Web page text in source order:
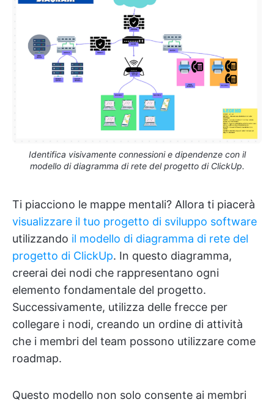
Identifica visivamente connessioni e dipendenze con il
modello di diagramma di rete del progetto di ClickUp.
Ti piacciono le mappe mentali? Allora ti piacerà
visualizzare il tuo progetto di sviluppo software
utilizzando il modello di diagramma di rete del
progetto di ClickUp. In questo diagramma,
creerai dei nodi che rappresentano ogni
elemento fondamentale del progetto.
Successivamente, utilizza delle frecce per
collegare i nodi, creando un ordine di attività
che i membri del team possono utilizzare come
roadmap.
Questo modello non solo consente ai membri